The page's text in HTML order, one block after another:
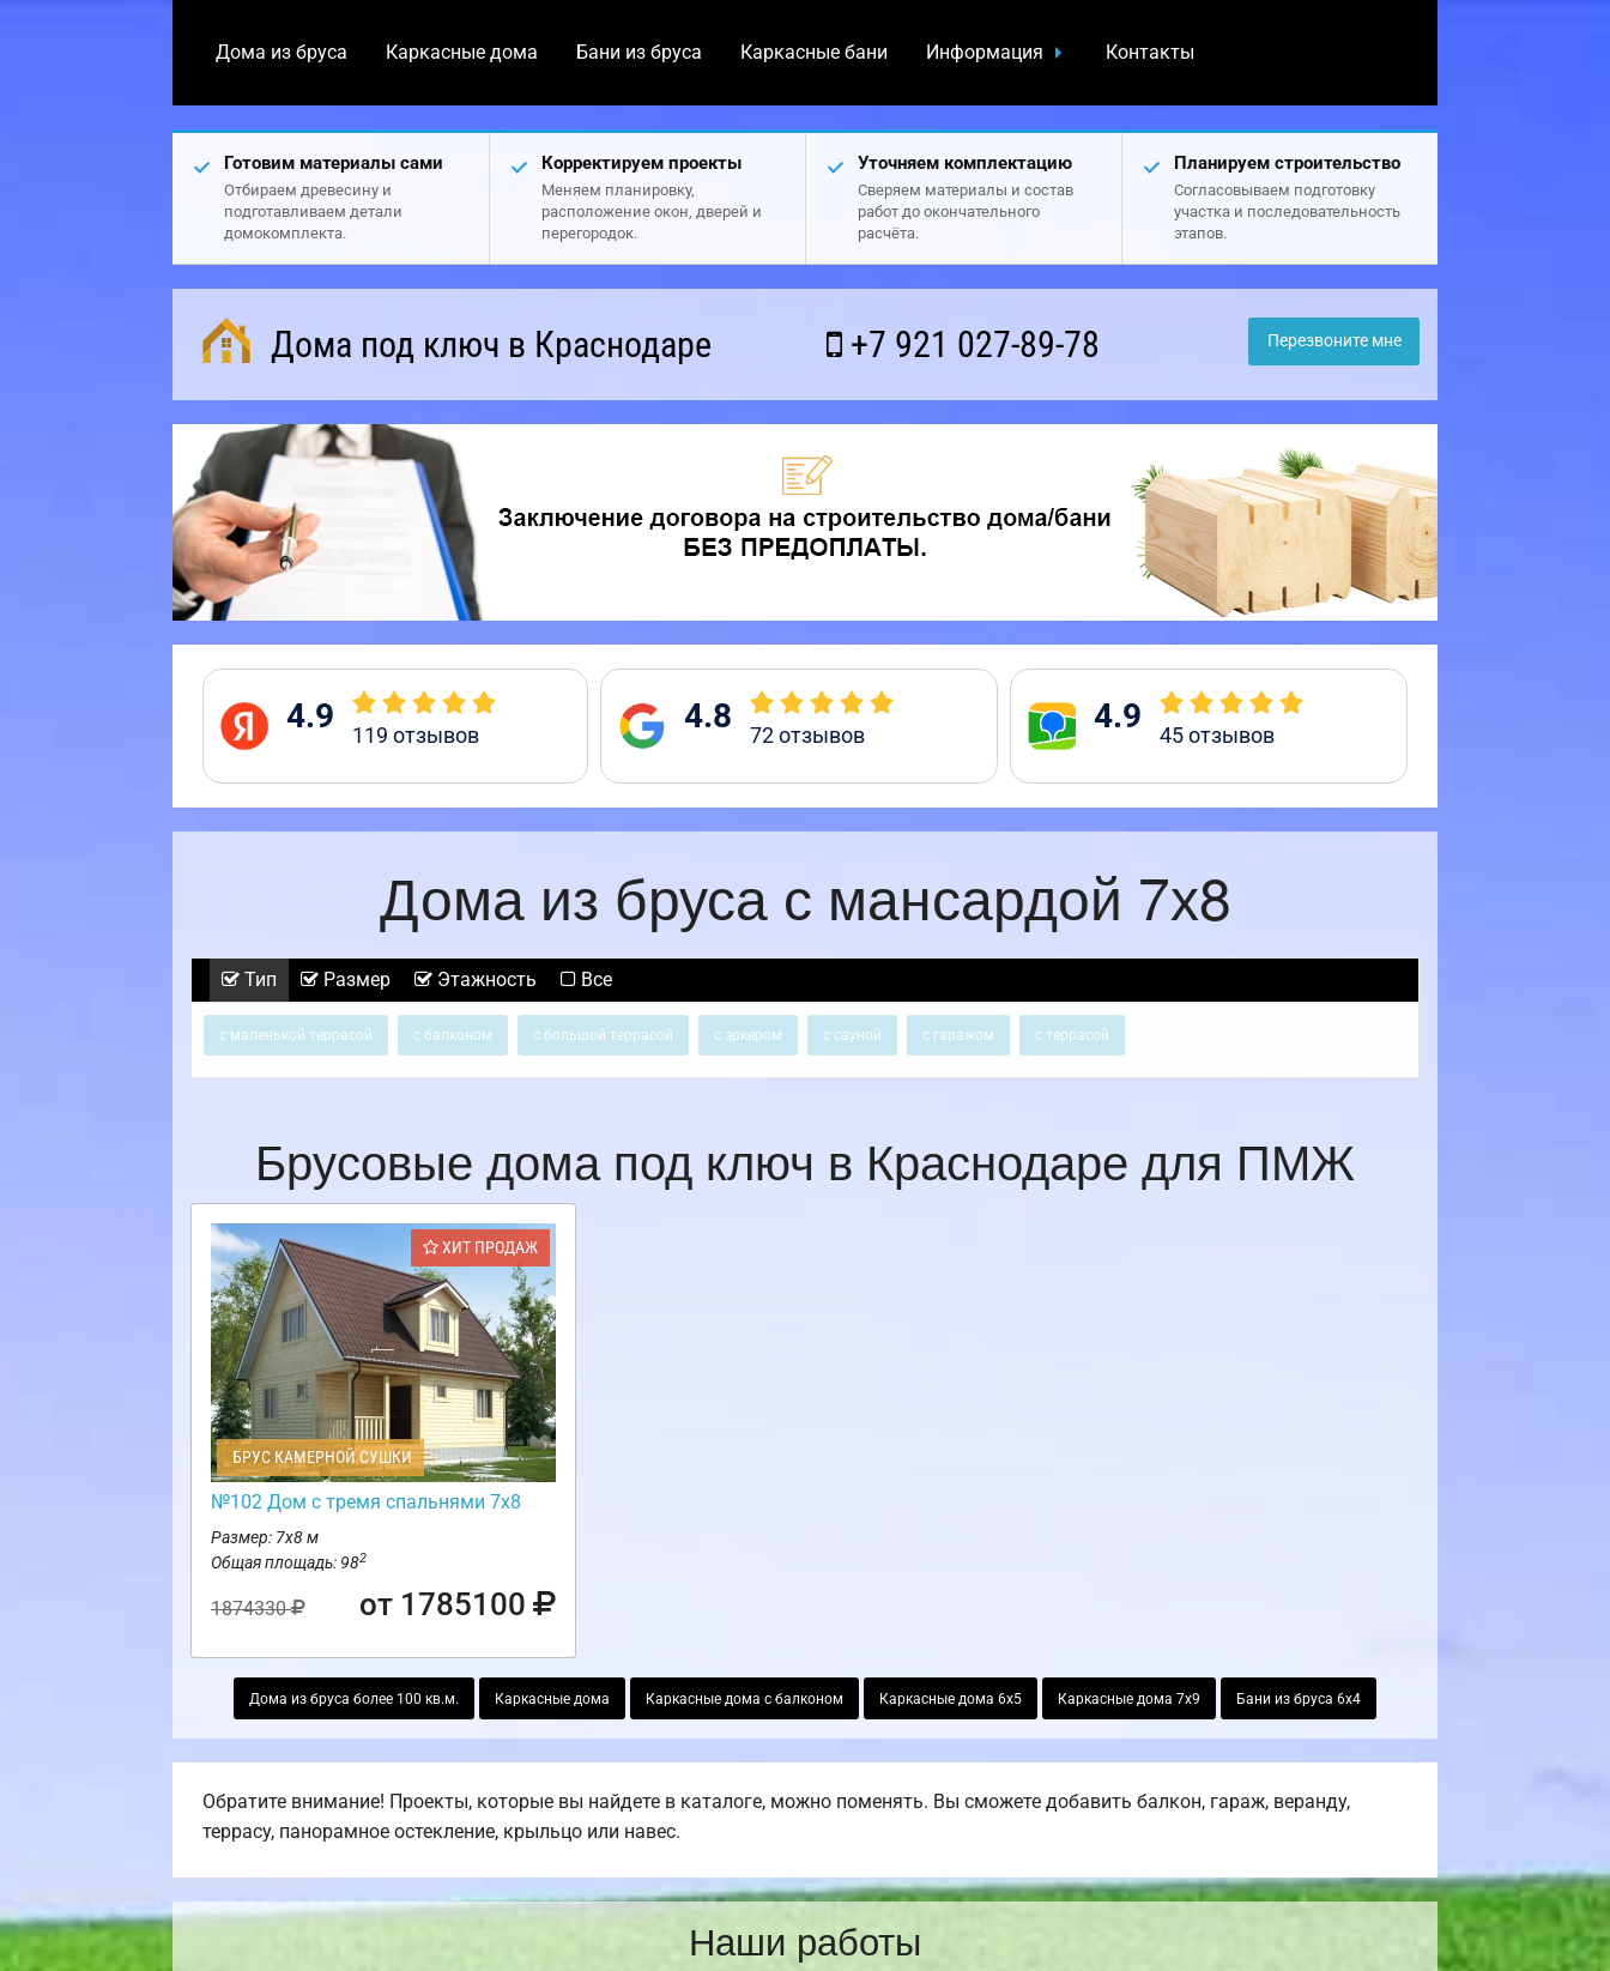
Дома из бруса Каркасные дома Бани из бруса Каркасные бани Информация Контакты
Готовим материалы сами
Отбираем древесину и
подготавливаем детали
домокомплекта.
Корректируем проекты
Меняем планировку,
расположение окон, дверей и
перегородок.
Уточняем комплектацию
Сверяем материалы и состав
работ до окончательного
расчёта.
Планируем строительство
Согласовываем подготовку
участка и последовательность
этапов.
Дома под ключ в Краснодаре +7 921 027-89-78 Перезвоните мне
4.9 119 отзывов 4.8 72отзывов 4.9 45отзывов
Дома из бруса с мансардой 7х8
Тип Размер Этажность Все
с маленькой террасой с балконом с большой террасой с эркером с сауной с гаражом с террасой
Брусовые дома под ключ в Краснодаре для ПМЖ
ХИТ ПРОДАЖ
БРУС КАМЕРНОЙ СУШКИ
№102 Дом с тремя спальнями 7х8
Размер: 7х8 м
Общая площадь: 982
1874330 от 1785100
Дома из бруса более 100 кв.м. Каркасные дома Каркасные дома с балконом Каркасные дома 6х5 Каркасные дома 7х9 Бани из бруса 6х4
Обратите внимание! Проекты, которые вы найдете в каталоге, можно поменять. Вы сможете добавить балкон, гараж, веранду,
террасу, панорамное остекление, крыльцо или навес.
Наши работы